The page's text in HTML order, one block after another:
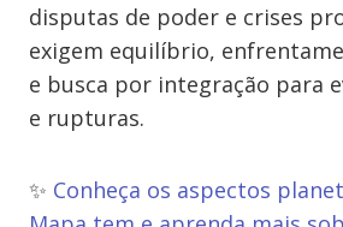
disputas de poder e crises
exigem equilíbrio,
e busca por integração para
e rupturas.
✨ Conheça os aspectos